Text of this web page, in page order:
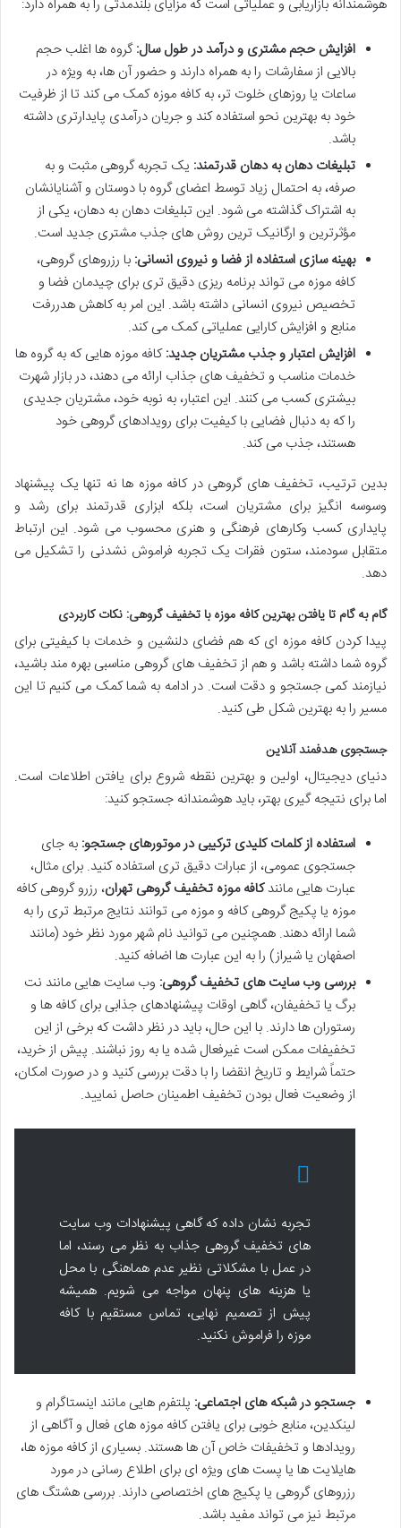
هوشمندانه بازاریابی و عملیاتی است که مزایای بلندمدتی را به همراه دارد:
افزایش حجم مشتری و درآمد در طول سال:گروه ها اغلب حجم
بالایی از سفارشات را به همراه دارند و حضور آن ها، به ویژه در
ساعات یا روزهای خلوت تر، به کافه موزه کمک می کند تا از ظرفیت
خود به بهترین نحو استفاده کند و جریان درآمدی پایدارتری داشته
باشد.
تبلیغات دهان به دهان قدرتمند: یک تجربه گروهی مثبت و به
صرفه، به احتمال زیاد توسط اعضای گروه با دوستان و آشنایانشان
به اشتراک گذاشته می شود. این تبلیغات دهان به دهان، یکی از
مؤثرترین و ارگانیک ترین روش های جذب مشتری جدید است.
بهینه سازی استفاده از فضا و نیروی انسانی: با رزروهای گروهی،
کافه موزه می تواند برنامه ریزی دقیق تری برای چیدمان فضا و
تخصیص نیروی انسانی داشته باشد. این امر به کاهش هدررفت
منابع و افزایش کارایی عملیاتی کمک می کند.
افزایش اعتبار و جذب مشتریان جدید:کافه موزه هایی که به گروه ها
خدمات مناسب و تخفیف های جذاب ارائه می دهند، در بازار شهرت
بیشتری کسب می کنند. این اعتبار، به نوبه خود، مشتریان جدیدی
را که به دنبال فضایی با کیفیت برای رویدادهای گروهی خود
هستند، جذب می کند.
بدین ترتیب، تخفیف های گروهی در کافه موزه ها نه تنها یک پیشنهاد
وسوسه انگیز برای مشتریان است، بلکه ابزاری قدرتمند برای رشد و
پایداری کسب وکارهای فرهنگی و هنری محسوب می شود. این ارتباط
متقابل سودمند، ستون فقرات یک تجربه فراموش نشدنی را تشکیل می
دهد.
گام به گام تا یافتن بهترین کافه موزه با تخفیف گروهی: نکات کاربردی
پیدا کردن کافه موزه ای که هم فضای دلنشین و خدمات با کیفیتی برای
گروه شما داشته باشد و هم از تخفیف های گروهی مناسبی بهره مند باشید،
نیازمند کمی جستجو و دقت است. در ادامه به شما کمک می کنیم تا این
مسیر را به بهترین شکل طی کنید.
جستجوی هدفمند آنلاین
دنیای دیجیتال، اولین و بهترین نقطه شروع برای یافتن اطلاعات است.
اما برای نتیجه گیری بهتر، باید هوشمندانه جستجو کنید:
استفاده از کلمات کلیدی ترکیبی در موتورهای جستجو: به جای
جستجوی عمومی، از عبارات دقیق تری استفاده کنید. برای مثال،
عبارت هایی مانندکافه موزه تخفیف گروهی تهران، رزرو گروهی کافه
موزه یا پکیج گروهی کافه و موزه می توانند نتایج مرتبط تری را به
شما ارائه دهند. همچنین می توانید نام شهر مورد نظر خود (مانند
اصفهان یا شیراز) را به این عبارت ها اضافه کنید.
بررسی وب سایت های تخفیف گروهی: وب سایت هایی مانند نت
برگ یا تخفیفان، گاهی اوقات پیشنهادهای جذابی برای کافه ها و
رستوران ها دارند. با این حال، باید در نظر داشت که برخی از این
تخفیفات ممکن است غیرفعال شده یا به روز نباشند. پیش از خرید،
حتماً شرایط و تاریخ انقضا را با دقت بررسی کنید و در صورت امکان،
از وضعیت فعال بودن تخفیف اطمینان حاصل نمایید.
تجربه نشان داده که گاهی پیشنهادات وب سایت
های تخفیف گروهی جذاب به نظر می رسند، اما
در عمل با مشکلاتی نظیر عدم هماهنگی با محل
یا هزینه های پنهان مواجه می شویم. همیشه
پیش از تصمیم نهایی، تماس مستقیم با کافه
موزه را فراموش نکنید.
جستجو در شبکه های اجتماعی: پلتفرم هایی مانند اینستاگرام و
لینکدین، منابع خوبی برای یافتن کافه موزه های فعال و آگاهی از
رویدادها و تخفیفات خاص آن ها هستند. بسیاری از کافه موزه ها،
هایلایت ها یا پست های ویژه ای برای اطلاع رسانی در مورد
رزروهای گروهی یا پکیج های اختصاصی دارند. بررسی هشتگ های
مرتبط نیز می تواند مفید باشد.